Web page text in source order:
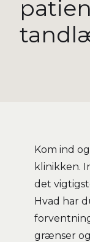
Kom ind
klinikken.
det
Hvad har
grænser